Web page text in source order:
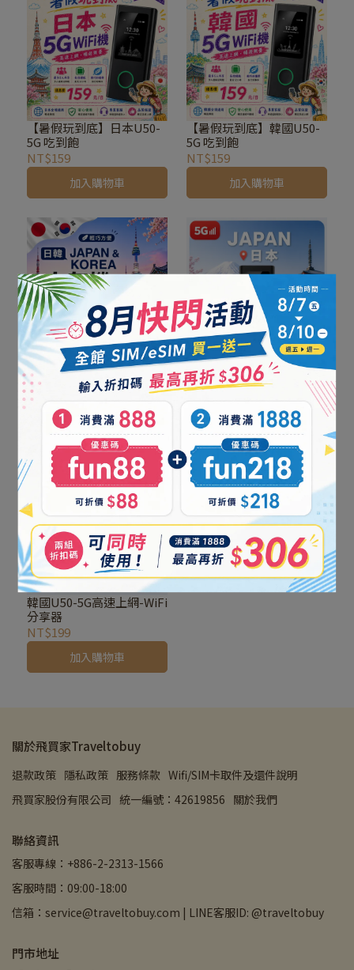
【暑假玩到底】日本U50-
5G 吃到飽
NT$159
加入購物車
【暑假玩到底】韓國U50-
5G 吃到飽
NT$159
加入購物車
日韓WIFI小灰機(純上網/
吃到飽)
NT$109
加入購物車
日本U50-5G高速上網-WiFi
分享器
NT$199
加入購物車
韓國U50-5G高速上網-WiFi
分享器
NT$199
加入購物車
關於飛買家Traveltobuy
退款政策 隱私政策 服務條款 Wifi/SIM卡取件及還件說明
飛買家股份有限公司 統一編號：42619856 關於我們
聯絡資訊
客服專線：+886-2-2313-1566
客服時間：09:00-18:00
信箱：service@traveltobuy.com | LINE客服ID: @traveltobuy
門市地址